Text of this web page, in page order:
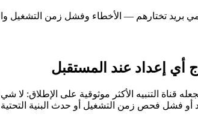
بريد تختارهم — الأخطاء وفشل زمن التشغيل
أي إعداد عند المستقبل
أو فشل فحص زمن التشغيل أو حدث البنية